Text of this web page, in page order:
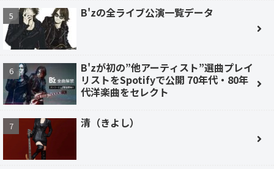
B'zの全ライブ公演一覧データ
B'zが初の”他アーティスト”選曲プレイ
リストをSpotifyで公開 70年代・80年
代洋楽曲をセレクト
清（きよし）